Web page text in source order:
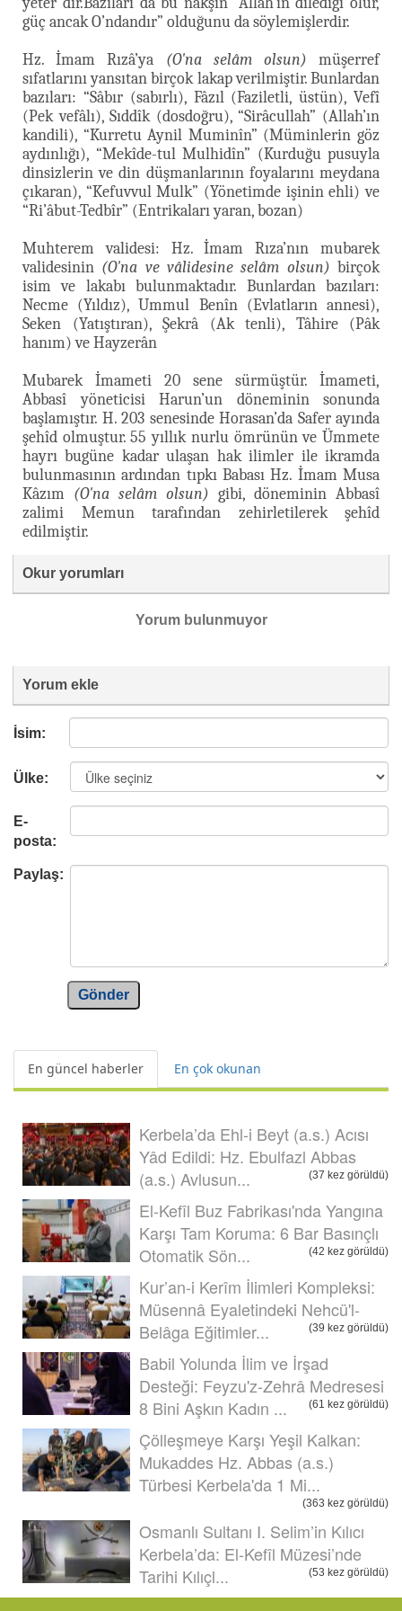
güç ancak O’ndandır” olduğunu da söylemişlerdir.
Hz. İmam Rızâ’ya (O'na selâm olsun) müşerref
sıfatlarını yansıtan birçok lakap verilmiştir. Bunlardan
bazıları: “Sâbır (sabırlı), Fâzıl (Faziletli, üstün), Vefî
(Pek vefâlı), Sıddîk (dosdoğru), “Sirâcullah” (Allah’ın
kandili), “Kurretu Aynil Muminîn” (Müminlerin göz
aydınlığı), “Mekîde-tul Mulhidîn” (Kurduğu pusuyla
dinsizlerin ve din düşmanlarının foyalarını meydana
çıkaran), “Kefuvvul Mulk” (Yönetimde işinin ehli) ve
“Ri’âbut-Tedbîr” (Entrikaları yaran, bozan)
Muhterem validesi: Hz. İmam Rıza’nın mubarek
validesinin (O'na ve vâlidesine selâm olsun) birçok
isim ve lakabı bulunmaktadır. Bunlardan bazıları:
Necme (Yıldız), Ummul Benîn (Evlatların annesi),
Seken (Yatıştıran), Şekrâ (Ak tenli), Tâhire (Pâk
hanım) ve Hayzerân
Mubarek İmameti 20 sene sürmüştür. İmameti,
Abbasî yöneticisi Harun’un döneminin sonunda
başlamıştır. H. 203 senesinde Horasan’da Safer ayında
şehîd olmuştur. 55 yıllık nurlu ömrünün ve Ümmete
hayrı bugüne kadar ulaşan hak ilimler ile ikramda
bulunmasının ardından tıpkı Babası Hz. İmam Musa
Kâzım (O'na selâm olsun) gibi, döneminin Abbasî
zalimi Memun tarafından zehirletilerek şehîd
edilmiştir.
Okur yorumları
Yorum bulunmuyor
Yorum ekle
İsim:
Ülke:
E-
posta:
Paylaş:
Gönder
En güncel haberler En çok okunan
Kerbela’da Ehl-i Beyt (a.s.) Acısı
Yâd Edildi: Hz. Ebulfazl Abbas
(a.s.) Avlusun...
(37 kez görüldü)
El-Kefîl Buz Fabrikası'nda Yangına
Karşı Tam Koruma: 6 Bar Basınçlı
Otomatik Sön...
(42 kez görüldü)
Kur’an-i Kerîm İlimleri Kompleksi:
Müsennâ Eyaletindeki Nehcü'l-
Belâga Eğitimler...
(39 kez görüldü)
Babil Yolunda İlim ve İrşad
Desteği: Feyzu'z-Zehrâ Medresesi
8 Bini Aşkın Kadın ...
(61 kez görüldü)
Çölleşmeye Karşı Yeşil Kalkan:
Mukaddes Hz. Abbas (a.s.)
Türbesi Kerbela'da 1 Mi...
(363 kez görüldü)
Osmanlı Sultanı I. Selim’in Kılıcı
Kerbela’da: El-Kefîl Müzesi’nde
Tarihi Kılıçl...
(53 kez görüldü)